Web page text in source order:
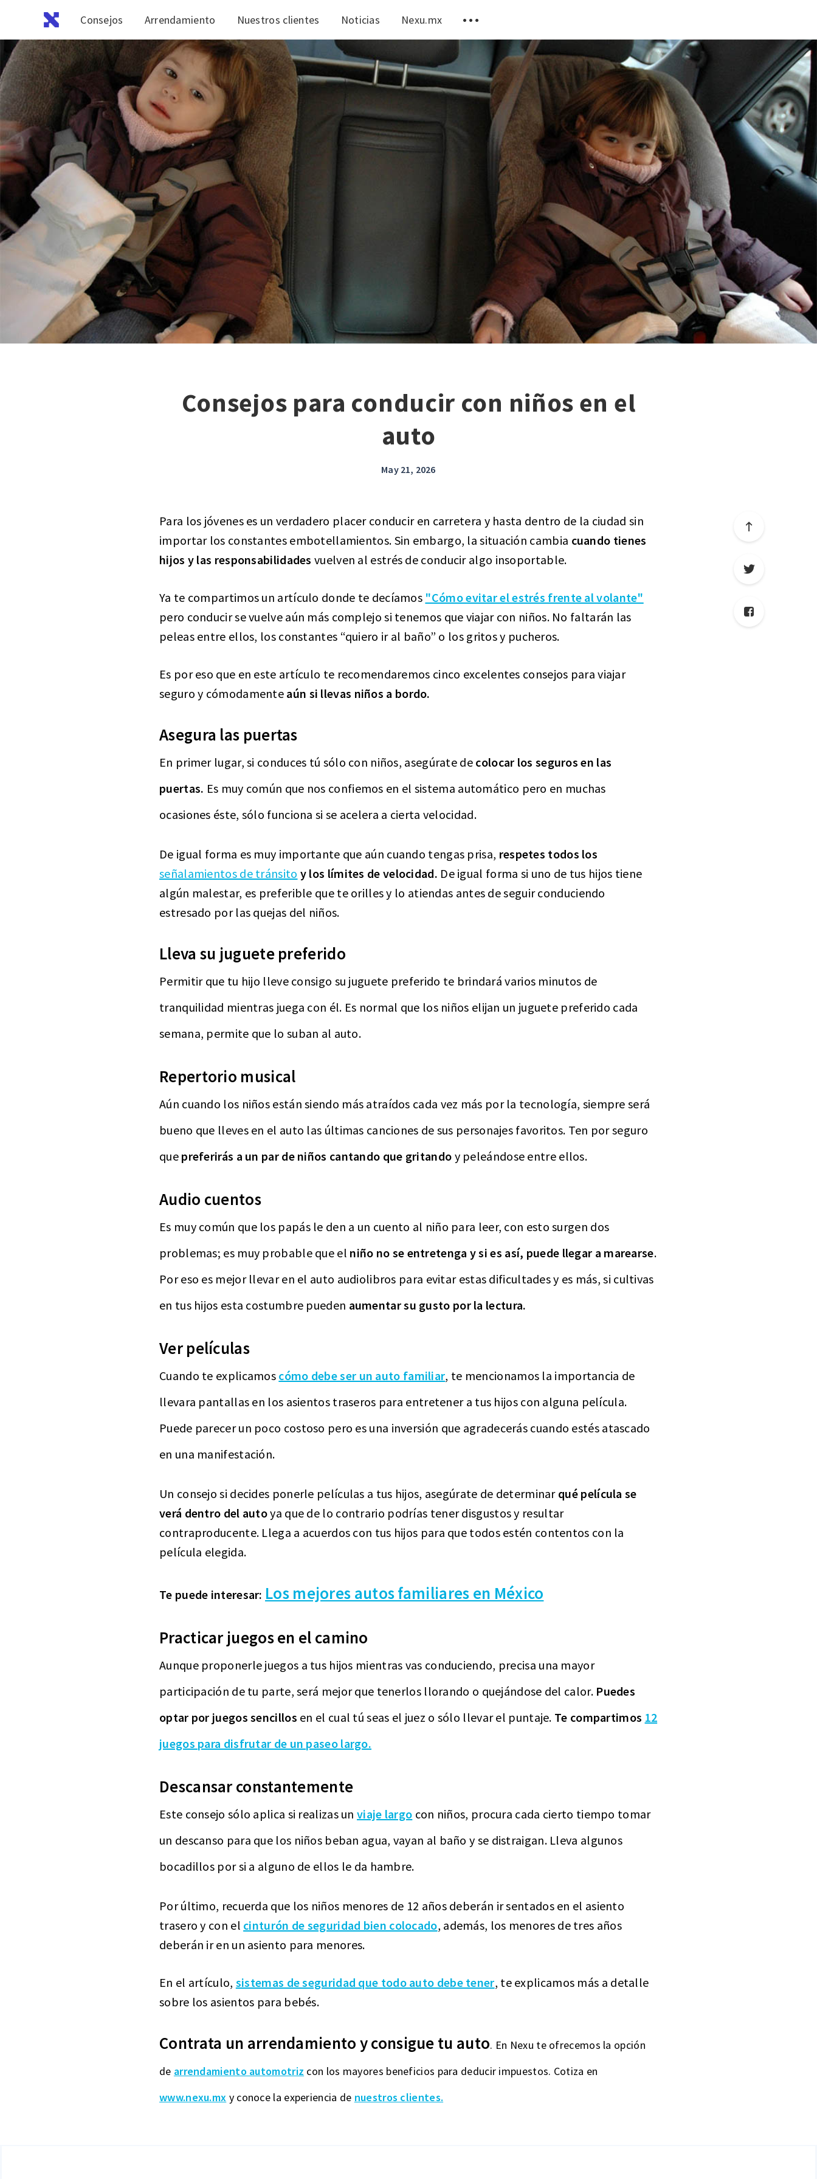
Consejos Arrendamiento Nuestros clientes Noticias Nexu.mx
Consejos para conducir con niños en el
auto
May 21, 2026
Para los jóvenes es un verdadero placer conducir en carretera y hasta dentro de la ciudad sin
importar los constantes embotellamientos. Sin embargo, la situación cambia cuando tienes
hijos y las responsabilidades vuelven al estrés de conducir algo insoportable.
Ya te compartimos un artículo donde te decíamos "Cómo evitar el estrés frente al volante"
pero conducir se vuelve aún más complejo si tenemos que viajar con niños. No faltarán las
peleas entre ellos, los constantes “quiero ir al baño” o los gritos y pucheros.
Es por eso que en este artículo te recomendaremos cinco excelentes consejos para viajar
seguro y cómodamente aún si llevas niños a bordo.
Asegura las puertas
En primer lugar, si conduces tú sólo con niños, asegúrate de colocar los seguros en las
puertas. Es muy común que nos confiemos en el sistema automático pero en muchas
ocasiones éste, sólo funciona si se acelera a cierta velocidad.
De igual forma es muy importante que aún cuando tengas prisa, respetes todos los
señalamientos de tránsito y los límites de velocidad. De igual forma si uno de tus hijos tiene
algún malestar, es preferible que te orilles y lo atiendas antes de seguir conduciendo
estresado por las quejas del niños.
Lleva su juguete preferido
Permitir que tu hijo lleve consigo su juguete preferido te brindará varios minutos de
tranquilidad mientras juega con él. Es normal que los niños elijan un juguete preferido cada
semana, permite que lo suban al auto.
Repertorio musical
Aún cuando los niños están siendo más atraídos cada vez más por la tecnología, siempre será
bueno que lleves en el auto las últimas canciones de sus personajes favoritos. Ten por seguro
que preferirás a un par de niños cantando que gritando y peleándose entre ellos.
Audio cuentos
Es muy común que los papás le den a un cuento al niño para leer, con esto surgen dos
problemas; es muy probable que el niño no se entretenga y si es así, puede llegar a marearse.
Por eso es mejor llevar en el auto audiolibros para evitar estas dificultades y es más, si cultivas
en tus hijos esta costumbre pueden aumentar su gusto por la lectura.
Ver películas
Cuando te explicamos cómo debe ser un auto familiar, te mencionamos la importancia de
llevara pantallas en los asientos traseros para entretener a tus hijos con alguna película.
Puede parecer un poco costoso pero es una inversión que agradecerás cuando estés atascado
en una manifestación.
Un consejo si decides ponerle películas a tus hijos, asegúrate de determinar qué película se
verá dentro del autoya que de lo contrario podrías tener disgustos y resultar
contraproducente. Llega a acuerdos con tus hijos para que todos estén contentos con la
película elegida.
Te puede interesar: Los mejores autos familiares en México
Practicar juegos en el camino
Aunque proponerle juegos a tus hijos mientras vas conduciendo, precisa una mayor
participación de tu parte, será mejor que tenerlos llorando o quejándose del calor. Puedes
optar por juegos sencillos en el cual tú seas el juez o sólo llevar el puntaje. Te compartimos 12
juegos para disfrutar de un paseo largo.
Descansar constantemente
Este consejo sólo aplica si realizas un viaje largo con niños, procura cada cierto tiempo tomar
un descanso para que los niños beban agua, vayan al baño y se distraigan. Lleva algunos
bocadillos por si a alguno de ellos le da hambre.
Por último, recuerda que los niños menores de 12 años deberán ir sentados en el asiento
trasero y con el cinturón de seguridad bien colocado, además, los menores de tres años
deberán ir en un asiento para menores.
En el artículo, sistemas de seguridad que todo auto debe tener, te explicamos más a detalle
sobre los asientos para bebés.
Contrata un arrendamiento y consigue tu auto. En Nexu te ofrecemos la opción
de arrendamiento automotriz con los mayores beneficios para deducir impuestos. Cotiza en
www.nexu.mx y conoce la experiencia de nuestros clientes.